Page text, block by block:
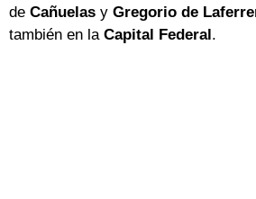
de Cañuelas y Gregorio de
también en la Capital Federal.